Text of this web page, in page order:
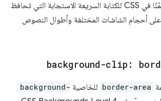
السمة حلاً قويًا ومضمّنًا في CSS للكتابة السريعة الاستجابة التي تحافظ
على أحجام الشاشات المختلفة وأطوال النصوص
background-clip:
border-area للخاصية background-